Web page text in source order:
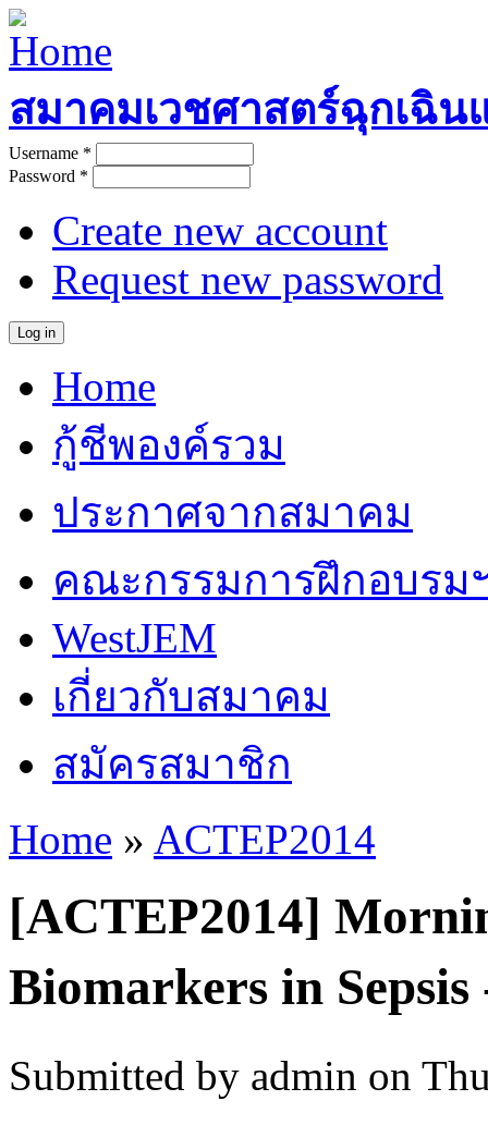
Skip to main content
สมาคมเวชศาสตร์ฉุกเฉิน
User login
Username *
Password *
Create new account
Request new password
Main menu
Home
กู้ชีพองค์รวม
ประกาศจากสมาคม
คณะกรรมการฝึกอบรม
WestJEM
เกี่ยวกับสมาคม
สมัครสมาชิก
You are here
Home » ACTEP2014
[ACTEP2014]
Biomarkers in
Submitted by admin on